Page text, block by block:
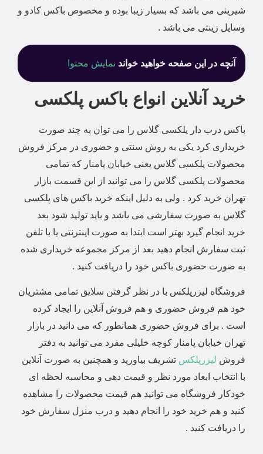
شیرینی می باشد که بسیار زیبا بوده و مخصوص باکس کادو و
وسایل زینتی می باشد .
آنچه در این صفحه خواهید خواند نمایش محتوا
خرید آنلاین انواع باکس پلکسی
باکس درب دار پلکسی گلاس را می توان به چند صورت
خریداری کرد یکی به روش سنتی و حضوری در مرکز فروش
محصولات پلکسی گلاس یعنی خیابان پامنار که تمامی
محصولات پلکسی گلاس را می توانید از این قسمت بازار
تهران خرید کرد . ولی به دلیل اینکه خرید باکس های پلکسی
گلاس به صورت سفارشی می باشد و باید تولید شود بعد
خرید انجام گیرد بهتر است ابتدا به صورت اینترنتی یا با تلفن
ثبت سفارش انجام دهید بعد از مرکز مجموعه خریداری شده
به صورت حضوری باکس خود را دریافت کنید .
فروشگاه لیزرپلکس با در نظر گرفتن سلایق تمامی مشتریان
خود هم فروش حضوری و هم فروش آنلاین را ایجاد کرده
است . برای فروش حضوری همانطور که می دانید در بازار
تهران خیابان پامنار کوچه خلیلی مفرد می توانید به دفتر
فروش لیزرپلکس تشریف بیاورید و همچنین به صورت آنلاین
با انتخاب ابعاد مورد نظر و قیمت دهی و محاسبه لحظه ای
خودکار فروشگاه می توانید هم قیمت محصولات را مشاهده
کنید و هم خرید خود را انجام دهید و درب منزل سفارش خود
را دریافت کنید .